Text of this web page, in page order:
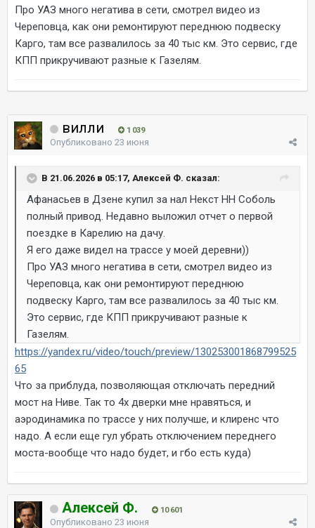
Про УАЗ много негатива в сети, смотрел видео из
Череповца, как они ремонтируют переднюю подвеску
Карго, там все развалилось за 40 тыс км. Это сервис, где
КПП прикручивают разные к Газелям.
вилли 1 039
Опубликовано 23 июня
В 21.06.2026 в 05:17, Алексей Ф. сказал:
Афанасьев в Дзене купил за нал Некст НН Соболь
полный привод. Недавно выложил отчет о первой
поездке в Карелию на дачу.
Я его даже видел на трассе у моей деревни))
Про УАЗ много негатива в сети, смотрел видео из
Череповца, как они ремонтируют переднюю
подвеску Карго, там все развалилось за 40 тыс км.
Это сервис, где КПП прикручивают разные к
Газелям.
https://yandex.ru/video/touch/preview/130253001868799525
65
Что за приблуда, позволяющая отключать передний
мост на Ниве. Так то 4х дверки мне нравяться, и
аэродинамика по трассе у них получше, и клиренс что
надо. А если еще гул убрать отключением переднего
моста-вообще что надо будет, и гбо есть куда)
Алексей Ф. 10 601
Опубликовано 23 июня